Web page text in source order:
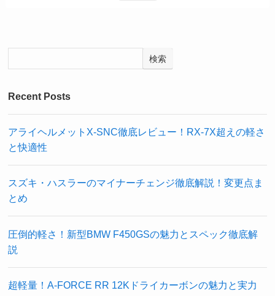
検索
Recent Posts
アライヘルメットX-SNC徹底レビュー！RX-7X超えの軽さ
と快適性
スズキ・ハスラーのマイナーチェンジ徹底解説！変更点ま
とめ
圧倒的軽さ！新型BMW F450GSの魅力とスペック徹底解
説
超軽量！A-FORCE RR 12Kドライカーボンの魅力と実力